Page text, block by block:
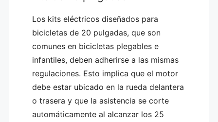
Los kits eléctricos diseñados para
bicicletas de 20 pulgadas, que son
comunes en bicicletas plegables e
infantiles, deben adherirse a las mismas
regulaciones. Esto implica que el motor
debe estar ubicado en la rueda delantera
o trasera y que la asistencia se corte
automáticamente al alcanzar los 25